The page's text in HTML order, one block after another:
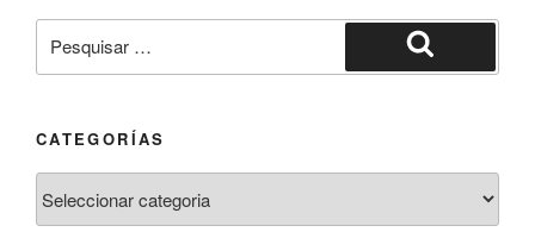
CATEGORÍAS